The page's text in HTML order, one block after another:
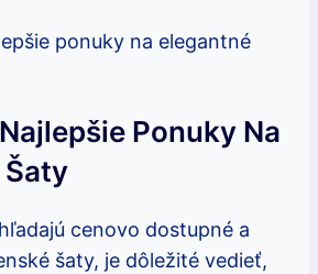
Ponuky Na
cenovo dostupné a
šaty, je dôležité vedieť,